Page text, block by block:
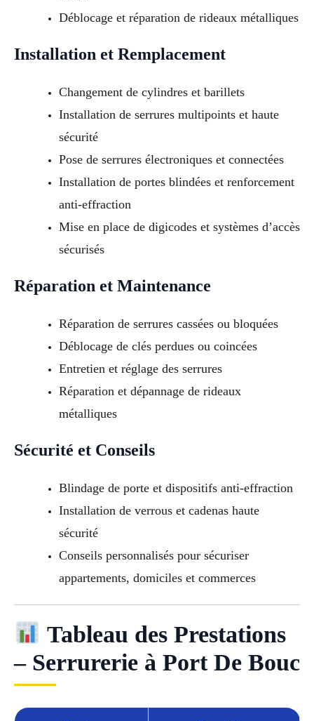
Déblocage et réparation de rideaux métalliques
Installation et Remplacement
Changement de cylindres et barillets
Installation de serrures multipoints et haute
sécurité
Pose de serrures électroniques et connectées
Installation de portes blindées et renforcement
anti-effraction
Mise en place de digicodes et systèmes d’accès
sécurisés
Réparation et Maintenance
Réparation de serrures cassées ou bloquées
Déblocage de clés perdues ou coincées
Entretien et réglage des serrures
Réparation et dépannage de rideaux
métalliques
Sécurité et Conseils
Blindage de porte et dispositifs anti-effraction
Installation de verrous et cadenas haute
sécurité
Conseils personnalisés pour sécuriser
appartements, domiciles et commerces
Tableau des Prestations
– Serrurerie à Port De Bouc